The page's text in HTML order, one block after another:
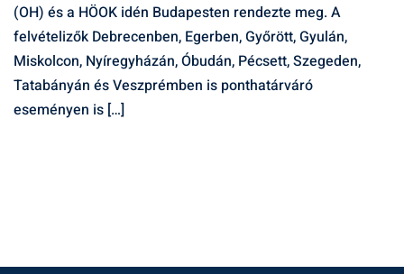
(OH) és a HÖOK idén Budapesten rendezte meg. A
felvételizők Debrecenben, Egerben, Győrött, Gyulán,
Miskolcon, Nyíregyházán, Óbudán, Pécsett, Szegeden,
Tatabányán és Veszprémben is ponthatárváró
eseményen is […]